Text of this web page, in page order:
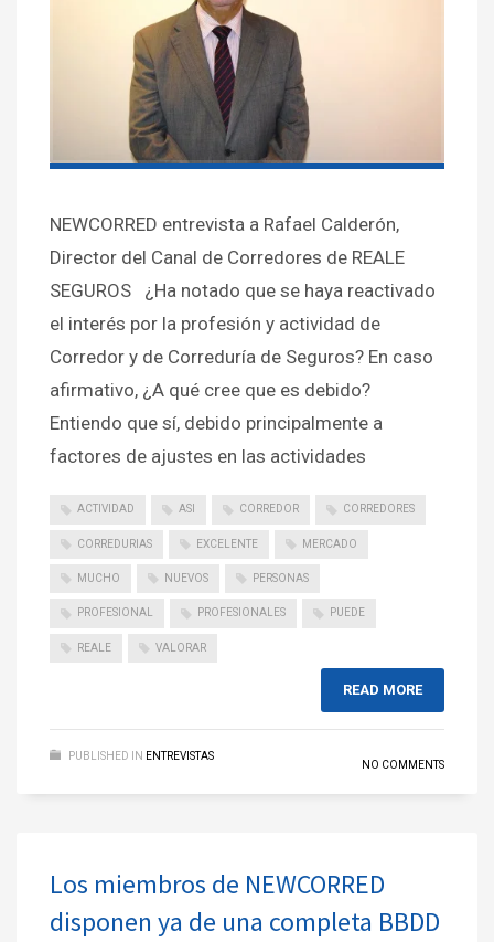
NEWCORRED entrevista a Rafael Calderón,
Director del Canal de Corredores de REALE
SEGUROS ¿Ha notado que se haya reactivado
el interés por la profesión y actividad de
Corredor y de Correduría de Seguros? En caso
afirmativo, ¿A qué cree que es debido?
Entiendo que sí, debido principalmente a
factores de ajustes en las actividades
ACTIVIDAD ASI CORREDOR CORREDORES
CORREDURIAS EXCELENTE MERCADO
MUCHO NUEVOS PERSONAS
PROFESIONAL PROFESIONALES PUEDE
REALE VALORAR
READ MORE
PUBLISHED IN ENTREVISTAS
NO COMMENTS
Los miembros de NEWCORRED
disponen ya de una completa BBDD